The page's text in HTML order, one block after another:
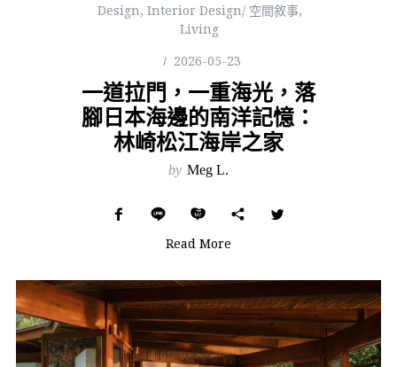
Design, Interior Design/ 空間敘事,
Living
2026-05-23
一道拉門，一重海光，落
腳日本海邊的南洋記憶：
林崎松江海岸之家
by Meg L.
Read More